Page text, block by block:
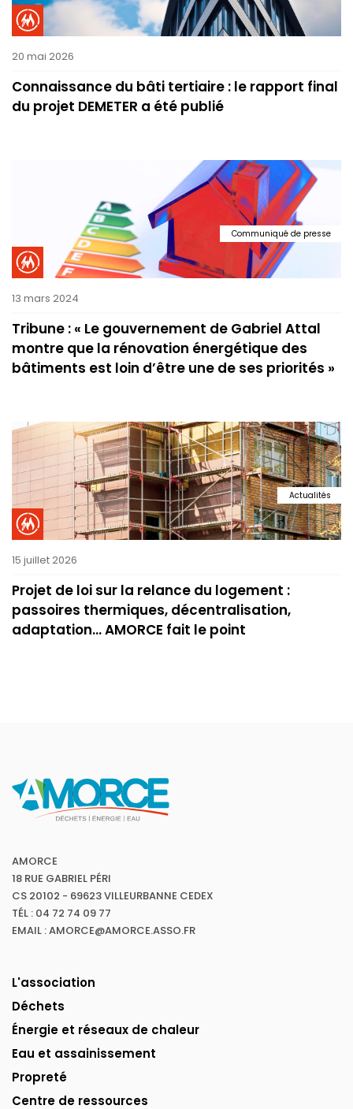
20 mai 2026
Connaissance du bâti tertiaire : le rapport final
du projet DEMETER a été publié
Communiqué de presse
13 mars 2024
Tribune : « Le gouvernement de Gabriel Attal
montre que la rénovation énergétique des
bâtiments est loin d’être une de ses priorités »
Actualités
15 juillet 2026
Projet de loi sur la relance du logement :
passoires thermiques, décentralisation,
adaptation… AMORCE fait le point
AMORCE
18 RUE GABRIEL PÉRI
CS 20102 - 69623 VILLEURBANNE CEDEX
TÉL : 04 72 74 09 77
EMAIL : AMORCE@AMORCE.ASSO.FR
L'association
Déchets
Énergie et réseaux de chaleur
Eau et assainissement
Propreté
Centre de ressources